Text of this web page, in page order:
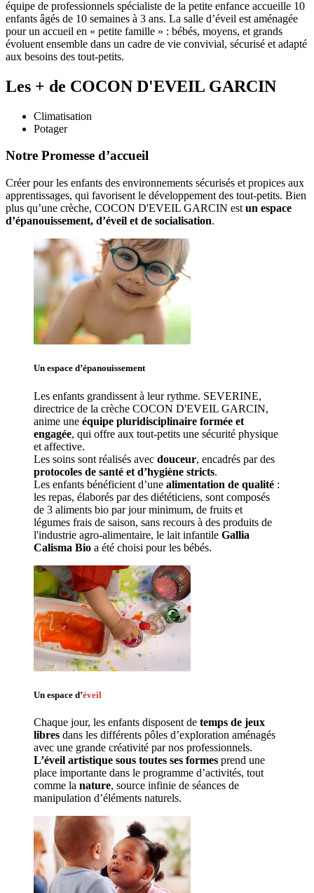
équipe de professionnels spécialiste de la petite enfance accueille 10
enfants âgés de 10 semaines à 3 ans. La salle d’éveil est aménagée
pour un accueil en « petite famille » : bébés, moyens, et grands
évoluent ensemble dans un cadre de vie convivial, sécurisé et adapté
aux besoins des tout-petits.
Les + de COCON D'EVEIL GARCIN
Climatisation
Potager
Notre Promesse d’accueil
Créer pour les enfants des environnements sécurisés et propices aux
apprentissages, qui favorisent le développement des tout-petits. Bien
plus qu’une crèche, COCON D'EVEIL GARCIN est un espace
d’épanouissement, d’éveil et de socialisation.
Un espace d’épanouissement
Les enfants grandissent à leur rythme. SEVERINE,
directrice de la crèche COCON D'EVEIL GARCIN,
anime une équipe pluridisciplinaire formée et
engagée, qui offre aux tout-petits une sécurité physique
et affective.
Les soins sont réalisés avec douceur
protocoles de santé et d’hygiène stricts.
Les enfants bénéficient d’une alimentation de qualité :
les repas, élaborés par des diététiciens, sont composés
de 3 aliments bio par jour minimum, de fruits et
légumes frais de saison, sans recours à des produits de
l'industrie agro-alimentaire, le lait infantile Gallia
Calisma Bio a été choisi pour les bébés.
Un espace d’éveil
Chaque jour, les enfants disposent de temps de jeux
libres dans les différents pôles d’exploration aménagés
L’éveil artistique sous toutes ses formes prend une
place importante dans le programme d’activités, tout
comme la nature, source infinie de séances de
manipulation d’éléments naturels.